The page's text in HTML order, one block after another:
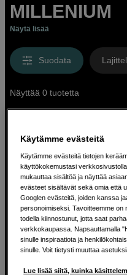
MILLENIUM
Näytä lisää
Suodata
Näyttää 0 tuotetta
Ratkaisuja luoville
1982
Olemme Scandinavian
auttaneet luovia ihmisiä
Tarjoamme inspiraatiota,
muun muassa
Käytämme evästeitä
Käytämme evästeitä tietojen
käyttökokemustasi
mukauttaa sisältöä ja näyttää
evästeet sisältävät sekä omia että
Googlen evästeitä, joiden kanssa
personoimiseksi. Tavoitteemme on
todella kiinnostunut, jotta saat
verkkokaupassa. Napsauttamalla
sinulle inspiraatiota ja
sinulle. Voit tietysti muuttaa
Lue lisää siitä, kuinka